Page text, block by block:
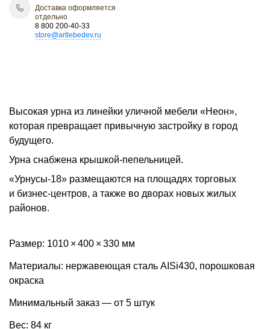
Доставка оформляется
отдельно
8 800 200-40-33
store@artlebedev.ru
Высокая урна из линейки уличной мебели «Неон»,
которая превращает привычную застройку в город
будущего.
Урна снабжена крышкой-пепельницей.
«Урнусы-18» размещаются на площадях торговых
и бизнес-центров, а также во дворах новых жилых
районов.
Размер: 1010 × 400 × 330 мм
Материалы: нержавеющая сталь AISi430, порошковая
окраска
Минимальный заказ — от 5 штук
Вес: 84 кг